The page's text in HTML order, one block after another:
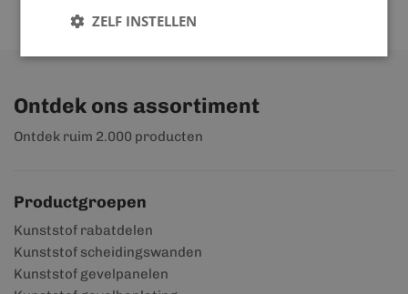
Ontdek ons assortiment
Ontdek ruim 2.000 producten
Productgroepen
Kunststof rabatdelen
Kunststof scheidingswanden
Kunststof gevelpanelen
ZELF INSTELLEN